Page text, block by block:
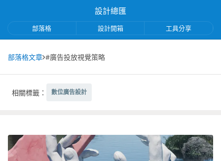
設計總匯
部落格 設計開箱 工具分享
部落格文章 #廣告投放視覺策略
相關標籤： 數位廣告設計